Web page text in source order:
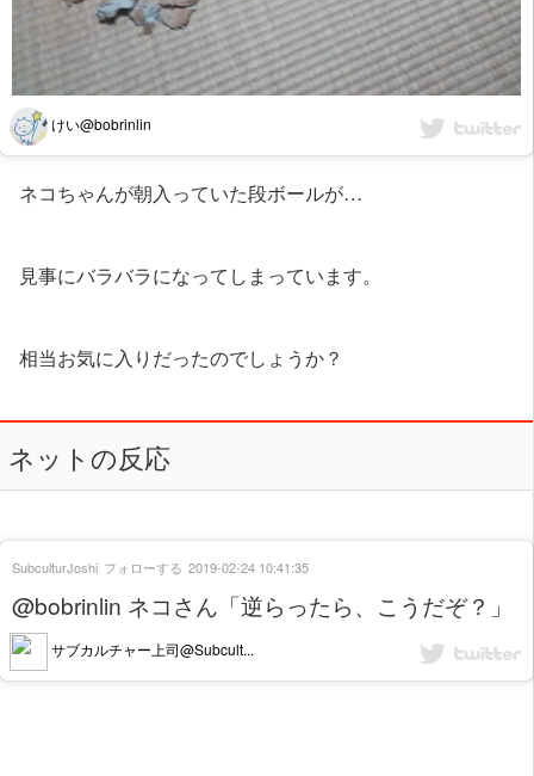
けい@bobrinlin
ネコちゃんが朝入っていた段ボールが…
見事にバラバラになってしまっています。
相当お気に入りだったのでしょうか？
ネットの反応
@bobrinlin ネコさん「逆らったら、こうだぞ？」
サブカルチャー上司@Subcult...
SubculturJoshi フォローする 2019-02-24 10:41:35